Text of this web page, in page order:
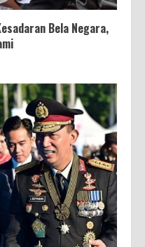
Bela Negara,